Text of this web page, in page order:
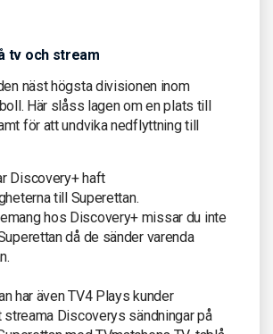
tv och stream
näst högsta divisionen inom
Här slåss lagen om en plats till
för att undvika nedflyttning till
Discovery+ haft
till Superettan.
hos Discovery+ missar du inte
då de sänder varenda
har även TV4 Plays kunder
Discoverys sändningar på